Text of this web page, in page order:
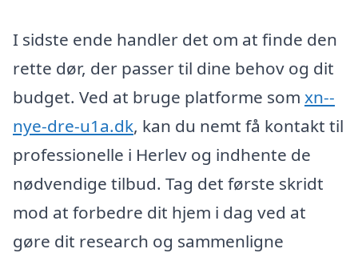
I sidste ende handler det om at finde den
rette dør, der passer til dine behov og dit
budget. Ved at bruge platforme som xn--
nye-dre-u1a.dk, kan du nemt få kontakt til
professionelle i Herlev og indhente de
nødvendige tilbud. Tag det første skridt
mod at forbedre dit hjem i dag ved at
gøre dit research og sammenligne